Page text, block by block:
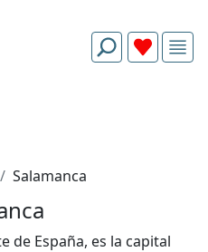
Salamanca
de España, es la capital